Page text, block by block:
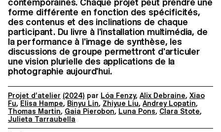
contemporaines. Chaque projet peut prendre une
forme différente en fonction des spécificités,
des contenus et des inclinations de chaque
participant. Du livre à l'installation multimédia, de
la performance à l'image de synthèse, les
discussions de groupe permettront d'articuler
une vision plurielle des applications de la
photographie aujourd'hui.
Projet d’atelier (2024) par Lóa Fenzy, Alix Debraine, Xiao
Fu, Elisa Hampe, Binyu Lin, Zhiyue Liu, Andrey Lopatin,
Thomas Martin, Gaia Pierobon, Luna Pons, Clara Stote,
Julieta Tarraubella